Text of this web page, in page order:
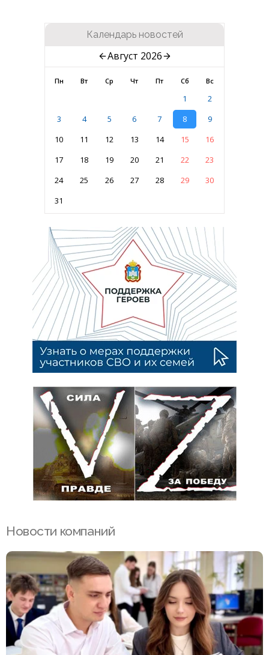
Календарь новостей
Август 2026
Пн Вт Ср Чт Пт Сб Вс
1
2
3
4 5 6 7 8
9
10
11 12 13 14 15
16
17
18 19 20 21 22
23
24
25 26 27 28 29
30
31
Новости компаний